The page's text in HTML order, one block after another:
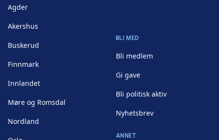
Agder
Akershus
Buskerud
Finnmark
Innlandet
Møre og Romsdal
Nordland
BLI MED
Bli medlem
Gi gave
Bli politisk aktiv
Nyhetsbrev
ANNET